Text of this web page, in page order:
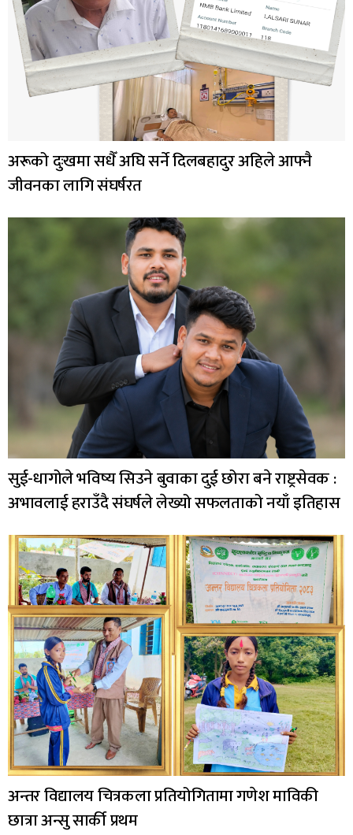
अरूको दुःखमा सधैँ अघि सर्ने दिलबहादुर अहिले आफ्नै
जीवनका लागि संघर्षरत
सुई-धागोले भविष्य सिउने बुवाका दुई छोरा बने राष्ट्रसेवक :
अभावलाई हराउँदै संघर्षले लेख्यो सफलताको नयाँ इतिहास
अन्तर विद्यालय चित्रकला प्रतियोगितामा गणेश माविकी
छात्रा अन्सु सार्की प्रथम